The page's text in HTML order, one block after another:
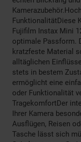
FunktionalitätDiese
Fujifilm Instax Mini
optimale Passform.
kratzfeste Material
alltäglichen
stets in bestem
ermöglicht eine
oder Funktionalität
TragekomfortDer
Ihrer Kamera
Ausflügen, Reisen
Tasche lässt sich